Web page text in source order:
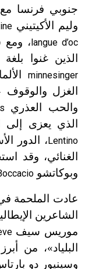
جنوبي فرنسا مع
وليم الأكيتيني
langue d’oc ، ومع
الذين غنوا
minnesinger
الغزل
والحب العذري
الذي يعزى إلى
Lentino ، الدور
الغنائي، وقد
وبوكاتشو
عادت الملحمة
الشاعرين
موريس سيف
البلياد»، من
وسينيور دو